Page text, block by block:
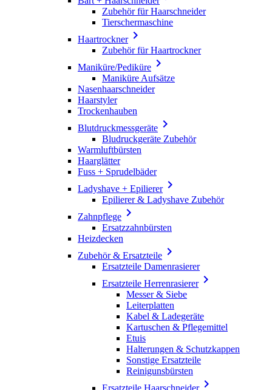
Zubehör für Haarschneider
Tierschermaschine
Haartrockner
Zubehör für Haartrockner
Maniküre/Pediküre 
Maniküre Aufsätze
Nasenhaarschneider
Haarstyler
Trockenhauben
Blutdruckmessgeräte 
Bludruckgeräte Zubehör
Warmluftbürsten
Haarglätter
Fuss + Sprudelbäder
Ladyshave + Epilierer
Epilierer & Ladyshave Zubehör
Zahnpflege 
Ersatzzahnbürsten
Heizdecken
Zubehör & Ersatzteile 
Ersatzteile Damenrasierer
Ersatzteile Herrenrasierer
Messer & Siebe
Leiterplatten
Kabel & Ladegeräte
Kartuschen & Pflegemittel
Etuis
Halterungen & Schutzkappen
Sonstige Ersatzteile
Reinigunsbürsten
Ersatzteile Haarschneider